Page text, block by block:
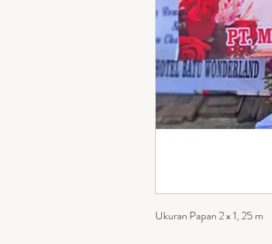
Ukuran Papan 2 x 1, 25 m